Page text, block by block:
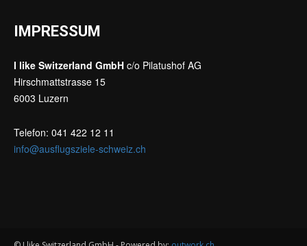
IMPRESSUM
I like Switzerland GmbH c/o Pilatushof AG
Hirschmattstrasse 15
6003 Luzern
Telefon: 041 422 12 11
info@ausflugsziele-schweiz.ch